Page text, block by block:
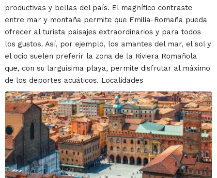
productivas y bellas del país. El magnífico contraste
entre mar y montaña permite que Emilia-Romaña pueda
ofrecer al turista paisajes extraordinarios y para todos
los gustos. Así, por ejemplo, los amantes del mar, el sol y
el ocio suelen preferir la zona de la Riviera Romañola
que, con su larguísima playa, permite disfrutar al máximo
de los deportes acuáticos. Localidades